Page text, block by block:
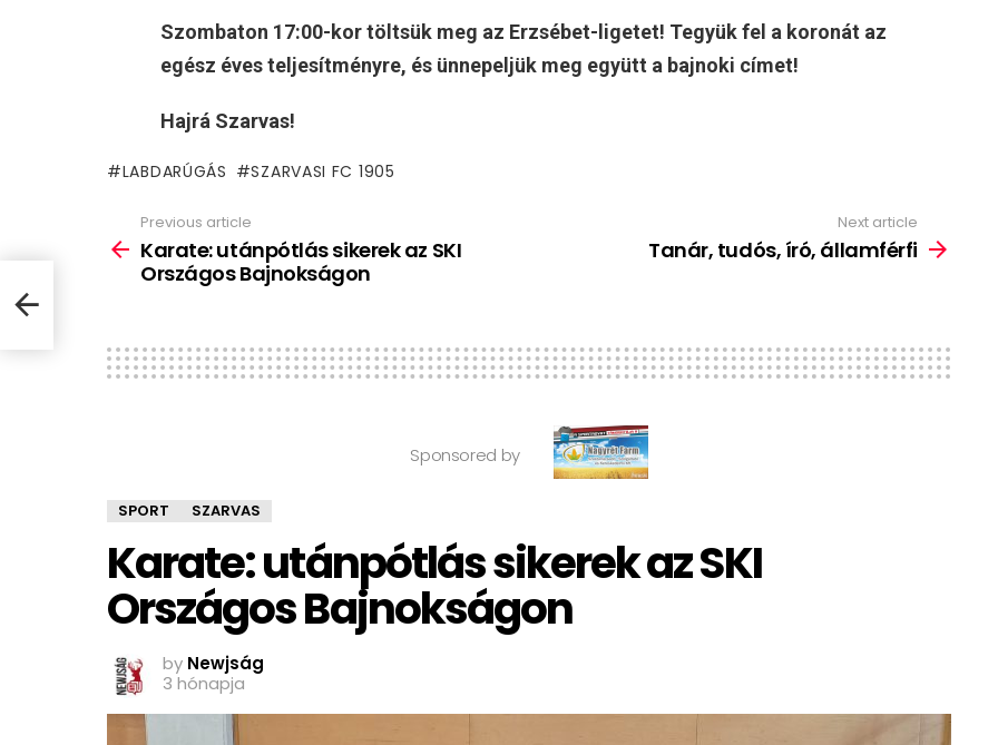
Szombaton 17:00-kor töltsük meg az Erzsébet-ligetet! Tegyük fel a koronát az
egész éves teljesítményre, és ünnepeljük meg együtt a bajnoki címet!
Hajrá Szarvas!
LABDARÚGÁS SZARVASI FC 1905
more
Previous article
Karate: utánpótlás sikerek az SKI
Országos Bajnokságon
Next article
Tanár, tudós, író, államférfi
Sponsored by
SPORT SZARVAS
Karate: utánpótlás sikerek az SKI
Országos Bajnokságon
by Newjság
3 hónapja